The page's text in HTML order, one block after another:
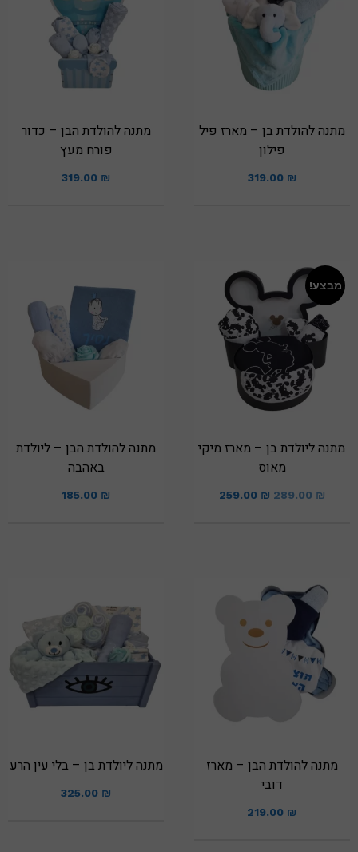
מתנה להולדת בן – מארז פיל
פילון
319.00 ₪
מתנה להולדת הבן – כדור
פורח מעץ
319.00 ₪
מבצע!
מתנה ליולדת בן – מארז מיקי
מאוס
289.00₪
259.00 ₪
מתנה להולדת הבן – ליולדת
באהבה
185.00 ₪
מתנה להולדת הבן – מארז
דובי
219.00 ₪
מתנה ליולדת בן – בלי עין הרע
325.00 ₪